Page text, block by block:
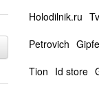
Holodilnik.ru
Petrovich
Tion Id store